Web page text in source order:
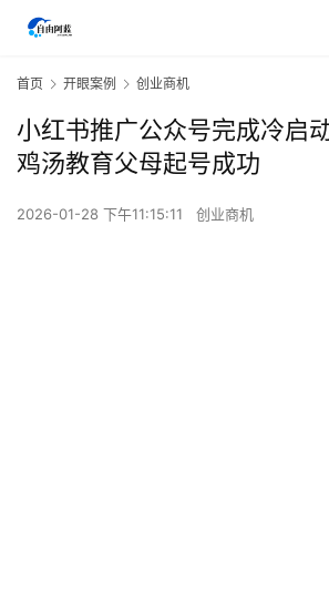
首页 开眼案例 创业商机
小红书推广公众号完成冷启
鸡汤教育父母起号成功
2026-01-28 下午11:15:11 创业商机